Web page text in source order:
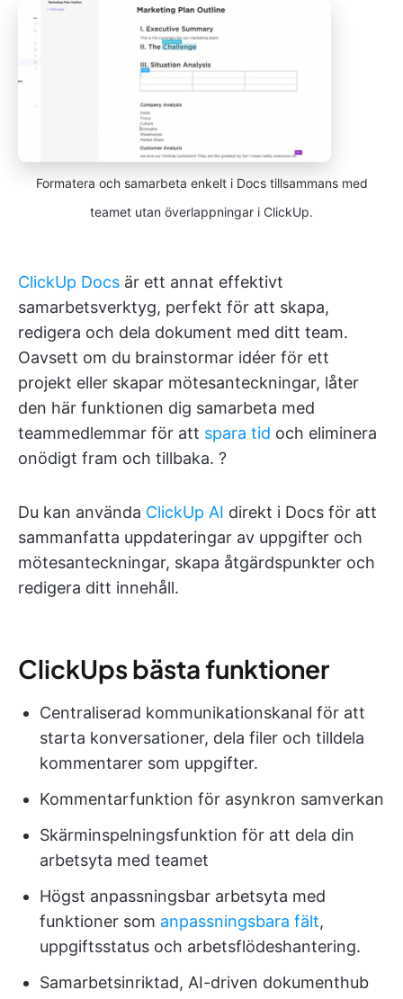
Formatera och samarbeta enkelt i Docs tillsammans med
teamet utan överlappningar i ClickUp.
ClickUp Docs är ett annat effektivt
samarbetsverktyg, perfekt för att skapa,
redigera och dela dokument med ditt team.
Oavsett om du brainstormar idéer för ett
projekt eller skapar mötesanteckningar, låter
den här funktionen dig samarbeta med
teammedlemmar för att spara tid och eliminera
onödigt fram och tillbaka. ?
Du kan använda ClickUp AI direkt i Docs för att
sammanfatta uppdateringar av uppgifter och
mötesanteckningar, skapa åtgärdspunkter och
redigera ditt innehåll.
ClickUps bästa funktioner
Centraliserad kommunikationskanal för att
starta konversationer, dela filer och tilldela
kommentarer som uppgifter.
Kommentarfunktion för asynkron samverkan
Skärminspelningsfunktion för att dela din
arbetsyta med teamet
Högst anpassningsbar arbetsyta med
funktioner som anpassningsbara fält,
uppgiftsstatus och arbetsflödeshantering.
Samarbetsinriktad, AI-driven dokumenthub